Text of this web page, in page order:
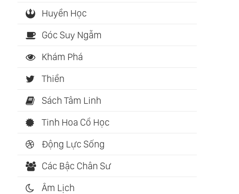
Huyền Học
Góc Suy Ngẫm
Khám Phá
Thiền
Sách Tâm Linh
Tinh Hoa Cổ Học
Động Lực Sống
Các Bậc Chân Sư
Âm Lịch